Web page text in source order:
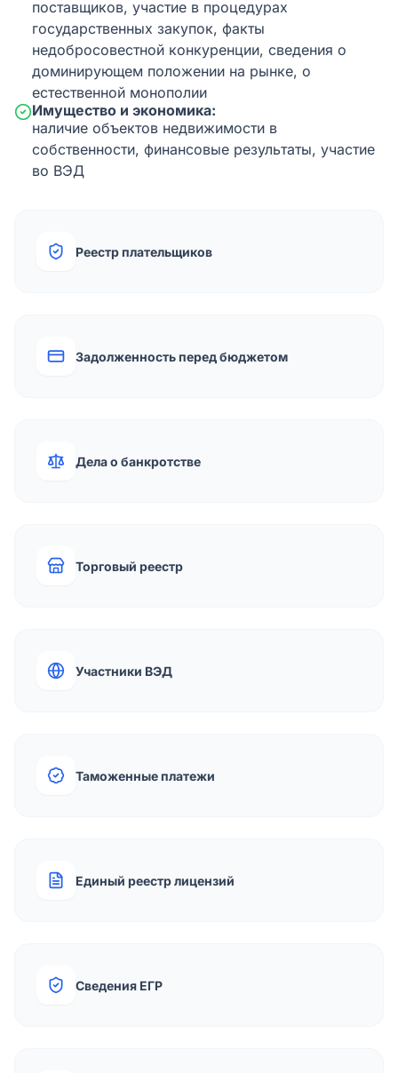
поставщиков, участие в процедурах
государственных закупок, факты
недобросовестной конкуренции, сведения о
доминирующем положении на рынке, о
естественной монополии
Имущество и экономика:
наличие объектов недвижимости в
собственности, финансовые результаты, участие
во ВЭД
Реестр плательщиков
Задолженность перед бюджетом
Дела о банкротстве
Торговый реестр
Участники ВЭД
Таможенные платежи
Единый реестр лицензий
Сведения ЕГР